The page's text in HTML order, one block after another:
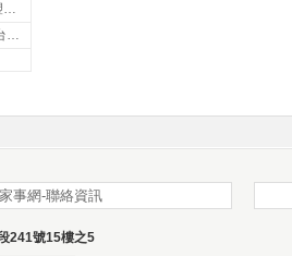
大桐模具-塑膠射出廠,台北塑膠射出廠
財神園藝-草皮批發,地毯草,台北草,彰化地毯草,彰化台北草
事網-聯絡資訊
241號15樓之5